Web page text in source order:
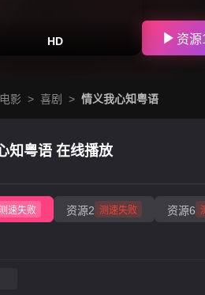
HD 资源
电影 > 喜剧 > 情义我心知粤语
知粤语 在线播放
速失败 资源2 测速失败 资源6